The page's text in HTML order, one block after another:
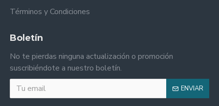
Términos y Condiciones
Boletín
No te pierdas ninguna actualización o promoción
suscribiéndote a nuestro boletín.
ENVIAR